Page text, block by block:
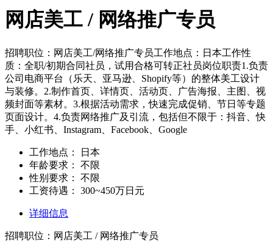
网店美工 / 网络推广专员
招聘职位：网店美工/网络推广专员工作地点：日本工作性
质：全职/初期合同社员，试用合格可转正社员岗位职责1.负责
公司电商平台（乐天、亚马逊、Shopify等）的整体美工设计
与装修。2.制作首页、详情页、活动页、广告海报、主图、视
频封面等素材。3.根据活动需求，快速完成促销、节日等专题
页面设计。4.负责网络推广及引流，包括但不限于：抖音、快
手、小红书、Instagram、Facebook、Google
工作地点：
日本
年龄要求：
不限
性别要求：
不限
工资待遇：
300~450万日元
详细信息
招聘职位：网店美工 / 网络推广专员